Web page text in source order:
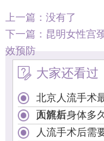
上一篇：没有了
下一篇： 昆明女性宫
效预防
大家还看过
北京人流手术
面解析
人流后身体多
人流手术后需